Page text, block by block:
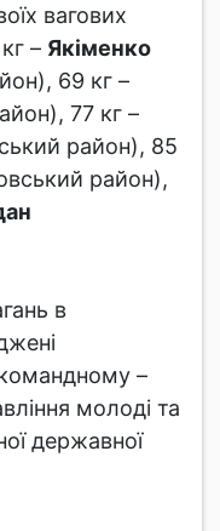
вагових
– Якіменко
69 кг –
77 кг –
район), 85
район),
в
–
молоді та
державної